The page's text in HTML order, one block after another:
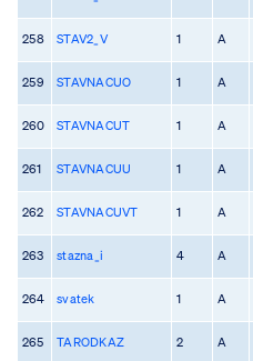
258 STAV2_V 1 A
259 STAVNACUO 1 A
260 STAVNACUT 1 A
261 STAVNACUU 1 A
262 STAVNACUVT 1 A
263 stazna_i 4 A
264 svatek 1 A
265 TARODKAZ 2 A